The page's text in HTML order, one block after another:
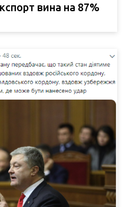
вина на 87%